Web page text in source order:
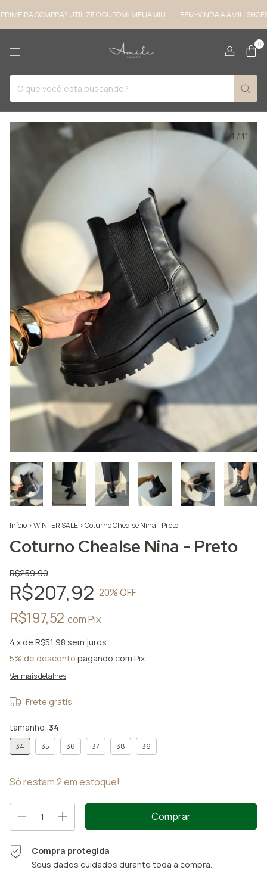
COMPRA? UTILIZE O CUPOM: MEUAMILI BEM-VINDA A AMILI SHOES ♡
0
1 / 11
Início >WINTER SALE >Coturno Chealse Nina - Preto
Coturno Chealse Nina - Preto
R$259,90
R$207,92 20% OFF
R$197,52 comPix
4 x de R$51,98 sem juros
5% de desconto pagando com Pix
Ver mais detalhes
Frete grátis
tamanho: 34
34 35 36 37 38 39
Só restam2em estoque!
Compra protegida
Seus dados cuidados durante toda a compra.